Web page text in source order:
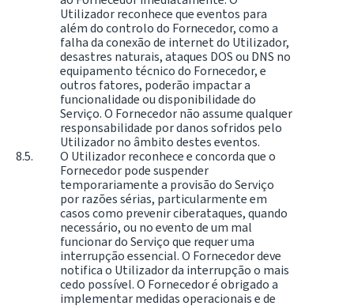
Utilizador reconhece que eventos para
além do controlo do Fornecedor, como a
falha da conexão de internet do Utilizador,
desastres naturais, ataques DOS ou DNS no
equipamento técnico do Fornecedor, e
outros fatores, poderão impactar a
funcionalidade ou disponibilidade do
Serviço. O Fornecedor não assume qualquer
responsabilidade por danos sofridos pelo
Utilizador no âmbito destes eventos.
O Utilizador reconhece e concorda que o
Fornecedor pode suspender
temporariamente a provisão do Serviço
por razões sérias, particularmente em
casos como prevenir ciberataques, quando
necessário, ou no evento de um mal
funcionar do Serviço que requer uma
interrupção essencial. O Fornecedor deve
notifica o Utilizador da interrupção o mais
cedo possível. O Fornecedor é obrigado a
implementar medidas operacionais e de